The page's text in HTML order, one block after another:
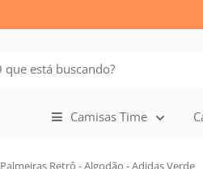
Camisas Time
Palmeiras Retrô - Algodão - Adidas Verde